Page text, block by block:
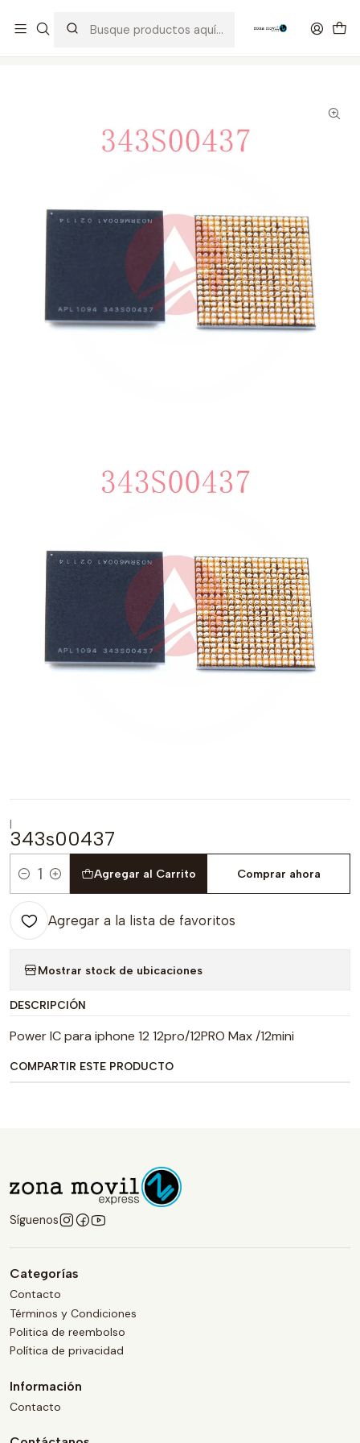
|
343s00437
Cantidad
Agregar al Carrito Comprar ahora
Agregar a la lista de favoritos
Mostrar stock de ubicaciones
DESCRIPCIÓN
Power IC para iphone 12 12pro/12PRO Max /12mini
COMPARTIR ESTE PRODUCTO
Síguenos
Categorías
Contacto
Términos y Condiciones
Politica de reembolso
Política de privacidad
Información
Contacto